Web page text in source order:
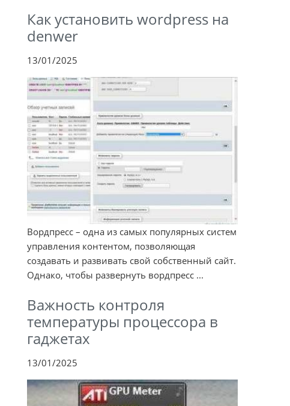
Как установить wordpress на
denwer
13/01/2025
Вордпресс – одна из самых популярных систем
управления контентом, позволяющая
создавать и развивать свой собственный сайт.
Однако, чтобы развернуть вордпресс ...
Важность контроля
температуры процессора в
гаджетах
13/01/2025